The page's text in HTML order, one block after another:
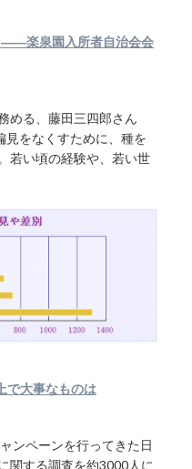
――楽泉園入所者自治会会
める、藤田三四郎さん
見をなくすために、種を
若い頃の経験や、若い世
で大事なものは
ンペーンを行ってきた日
関する調査を約3000人に